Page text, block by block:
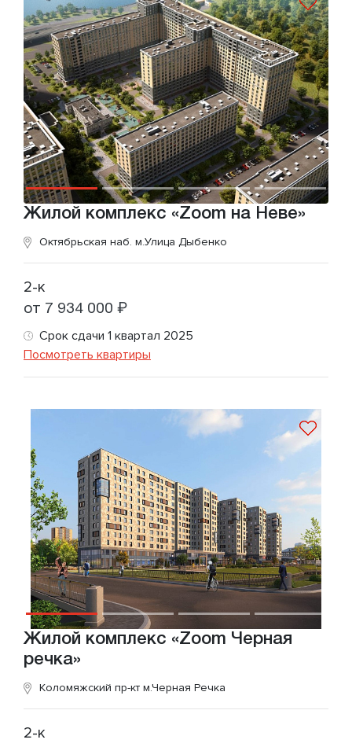
Жилой комплекс «Zoom на Неве»
Октябрьская наб. м.Улица Дыбенко
2-к
от 7 934 000 ₽
Срок сдачи 1 квартал 2025
Посмотреть квартиры
Жилой комплекс «Zoom Черная
речка»
Коломяжский пр-кт м.Черная Речка
2-к